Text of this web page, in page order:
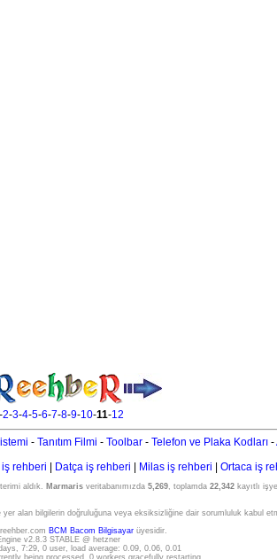
-2-3-4-5-6-7-8-9-10-11-12
- Tanıtım Filmi - Toolbar - Telefon ve Plaka Kodları -
iş rehberi Datça iş rehberi Milas iş rehberi Ortaca iş
aldık. Marmarisveritabanımızda 5,269, toplamda 22,342kayıtlı
alan bilgilerin doğruluğuna veya eksiksizliğine dair sorumluluk kabul
BCM Bacom Bilgisayarüyesidir.
v2.8.3 STABLE @ hetzner
7:29, 0 user, load average: 0.09, 0.06, 0.01
being processed, 0 workers gracefully restarting,